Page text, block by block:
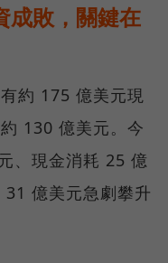
敗，關鍵在
約 175 億美元現
130 億美元。今
、現金消耗 25 億
億美元急劇攀升